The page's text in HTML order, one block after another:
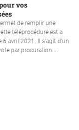
vos
de remplir une
téléprocédure est a
avril 2021. Il s’agit d’un
par procuration....